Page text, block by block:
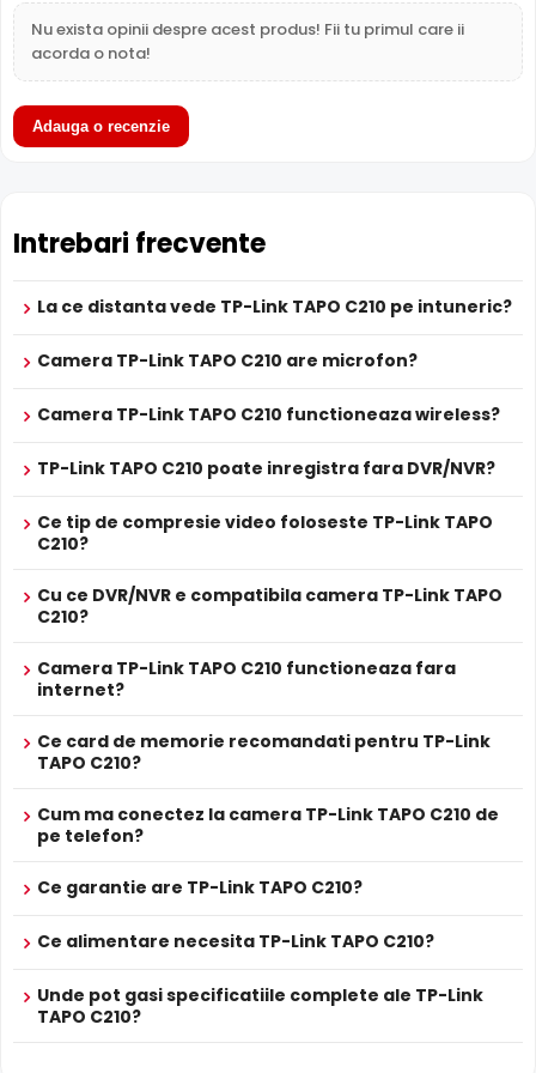
TP-Link TAPO C210 are un
autoretractabilce filtreaza lumina in infrarosu pe timpul
zilei, pentru a evita defectele de culoare, iar pe timpul
noptii acesta este retras pentru a permite luminii IR sa
treaca, imbunatatind vizibilitatea.
BLC (Compensare Lumina)
dotata camera TP-Link TAPO C210, permite ca obiectele
dreptul unei ferestre sau a unei usi de acces) sa fie
vizibile.
Functii
Imagine
Alarma sonora, Smart Tracking, Filtru IR Mecanic, DNR,
Digital WDR, BLC,
Slot Card
Da, card neinclus
Wireless
Da
Microfon
LPR
Nu
Difuzor
Da
Audio
Nu
Alte functii
Digital WDR, BLC, DNR, SMD Plus, Smart Tracking.
9V DC / 5.4 W
Alimentare
PROSPECT PRODUCATOR
tehnic
informativ.
Nu exista opinii despre acest produs! Fii tu primul care ii
acorda o nota!
Adauga o recenzie
Intrebari frecvente
La ce distanta vede TP-Link TAPO C210 pe intuneric?
Camera TP-Link TAPO C210 are microfon?
Camera TP-Link TAPO C210 functioneaza wireless?
TP-Link TAPO C210 poate inregistra fara DVR/NVR?
Ce tip de compresie video foloseste TP-Link TAPO
C210?
Cu ce DVR/NVR e compatibila camera TP-Link TAPO
C210?
Camera TP-Link TAPO C210 functioneaza fara
internet?
Ce card de memorie recomandati pentru TP-Link
TAPO C210?
Cum ma conectez la camera TP-Link TAPO C210 de
pe telefon?
Ce garantie are TP-Link TAPO C210?
Ce alimentare necesita TP-Link TAPO C210?
Unde pot gasi specificatiile complete ale TP-Link
TAPO C210?